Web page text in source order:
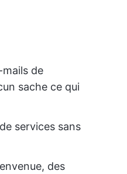
de
sache ce qui
services sans
des